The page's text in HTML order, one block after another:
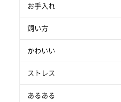
お手入れ
飼い方
かわいい
ストレス
あるある